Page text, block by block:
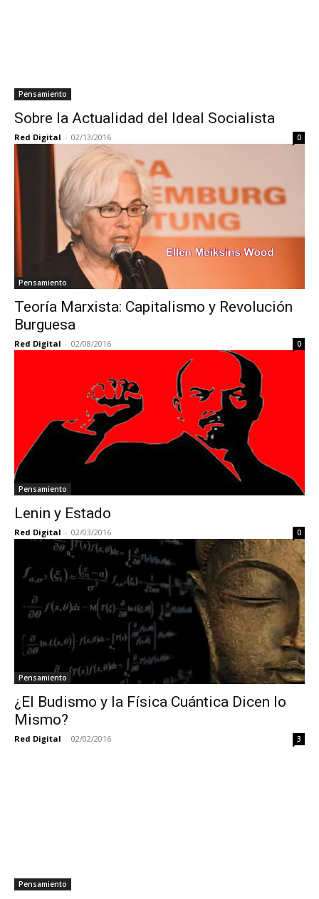
Pensamiento
Sobre la Actualidad del Ideal Socialista
Red Digital - 02/13/2016 0
Pensamiento
Teoría Marxista: Capitalismo y Revolución
Burguesa
Red Digital - 02/08/2016 0
Pensamiento
Lenin y Estado
Red Digital - 02/03/2016 0
Pensamiento
¿El Budismo y la Física Cuántica Dicen lo
Mismo?
Red Digital - 02/02/2016 3
Pensamiento